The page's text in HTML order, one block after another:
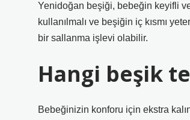
Yenidoğan beşiği, bebeğin keyifli
kullanılmalı ve beşiğin iç kısmı
bir sallanma işlevi olabilir.
Hangi beşik
Bebeğinizin konforu için ekstra